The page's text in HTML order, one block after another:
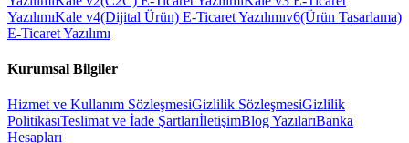
YazılımıKale v4(Dijital Ürün) E-Ticaret Yazılımıv6(Ürün Tasarlama)
E-Ticaret Yazılımı
Kurumsal Bilgiler
Hizmet ve Kullanım SözleşmesiGizlilik SözleşmesiGizlilik
PolitikasıTeslimat ve İade ŞartlarıİletişimBlog YazılarıBanka
Hesapları